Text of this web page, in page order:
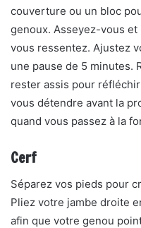
couverture ou un bloc
genoux. Asseyez-vous
vous ressentez. Ajustez
une pause de 5 minutes.
rester assis pour
vous détendre avant la
quand vous passez à la
Cerf
Séparez vos pieds pour
Pliez votre jambe droite
afin que votre genou